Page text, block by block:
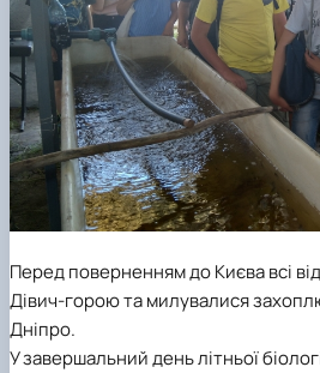
Перед поверненням до Києва всі
Дівич-горою та милувалися
Дніпро.
У завершальний день літньої